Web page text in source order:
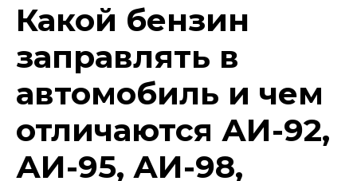
Какой бензин
заправлять в
автомобиль и чем
отличаются АИ-92,
АИ-95, АИ-98,